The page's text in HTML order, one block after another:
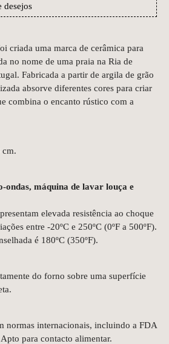
desejos
criada uma marca de cerâmica para
no nome de uma praia na Ria de
Fabricada a partir de argila de grão
absorve diferentes cores para criar
combina o encanto rústico com a
cm.
máquina de lavar louça e
elevada resistência ao choque
entre -20ºC e 250ºC (0ºF a 500ºF).
é 180ºC (350ºF).
do forno sobre uma superfície
normas internacionais, incluindo a FDA
para contacto alimentar.